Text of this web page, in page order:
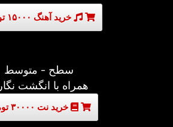
خرید آهنگ ۱۵۰۰۰ تومان
سطح - متوسط
همراه با انگشت نگاری
خرید نت ۳۰۰۰۰ تومان